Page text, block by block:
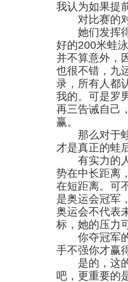
我认为如果提
对比赛的对
她们发挥得
好的200米蛙
并不算意外，
也很不错，九
录，所有人都
我的。可是罗
再三告诫自己
赢。
那么对于蛙
才是真正的蛙
有实力的人
势在中长距离
在短距离。可
是奥运会冠军
奥运会不代表
标，她的压力
你夺冠军的
手不强你才赢
是的，这的
吧，更重要的